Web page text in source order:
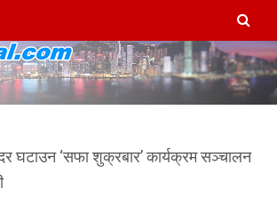
– हङकङबाट
नेपाली अनलाईन
hk nepal, hk nepal com
‘सफा शुक्रबार’ कार्यक्रम सञ्चालन